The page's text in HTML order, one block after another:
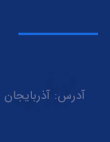
آدرس: